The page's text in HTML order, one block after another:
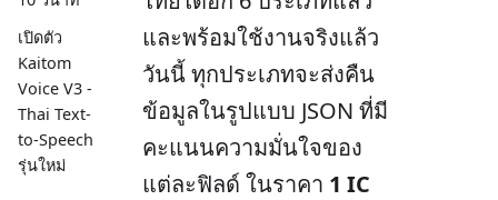
เปิดตัว
Kaitom
Voice V3 -
Thai Text-
to-Speech
รุ่นใหม่
และพร้อมใช้งานจริงแล้ว
วันนี้ ทุกประเภทจะส่งคืน
ข้อมูลในรูปแบบ JSON ที่มี
คะแนนความมั่นใจของ
แต่ละฟิลด์ ในราคา 1 IC